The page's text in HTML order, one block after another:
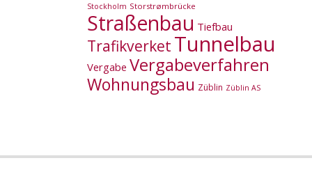
Stockholm Storstrømbrücke
Straßenbau Tiefbau
Trafikverket Tunnelbau
Vergabe Vergabeverfahren
Wohnungsbau Züblin Züblin AS